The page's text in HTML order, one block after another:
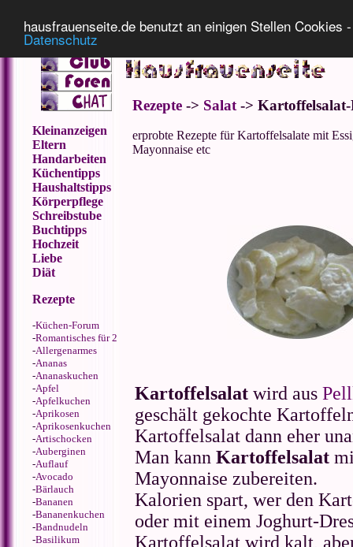
hausfrauenseite.de benutzt an einigen Stellen
Datenschutz
Kleinanzeigen
Eltern
Handarbeiten
Küchentipps
Haushaltstipps
Körperpflege
Schreibstube
Buchtipps
Hochzeit
Liebe
Diät
Rezepte
-Küchen-Forum
-Romantisches für 2
-Allergenarmes
-Ananas
-Ananaskuchen
-Apfel
-Apfelkuchen
-Aprikosen
-Aprikosenkuchen
-Artischocken
-Auberginen
-Auflauf
-Avocado
-Bärlauch
-Bananen
-Bananenkuchen
-Bandnudeln
-Basilikum
Rezepte -> Salat -> Kartoffelsalat-
erprobte Rezepte für Kartoffelsalate mit
Mayonnaise etc
Kartoffelsalat wird aus
geschält gekochte
Kartoffelsalat dann eher
Man kann Kartoffelsalat
Mayonnaise zubereiten.
Kalorien spart, wer den
oder mit einem Joghurt-
Kartoffelsalat wird kalt,